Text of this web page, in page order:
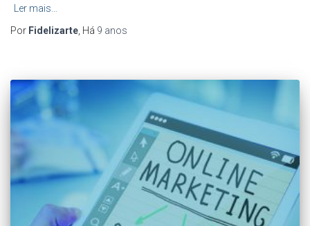
Ler mais…
Por Fidelizarte, Há 9 anos